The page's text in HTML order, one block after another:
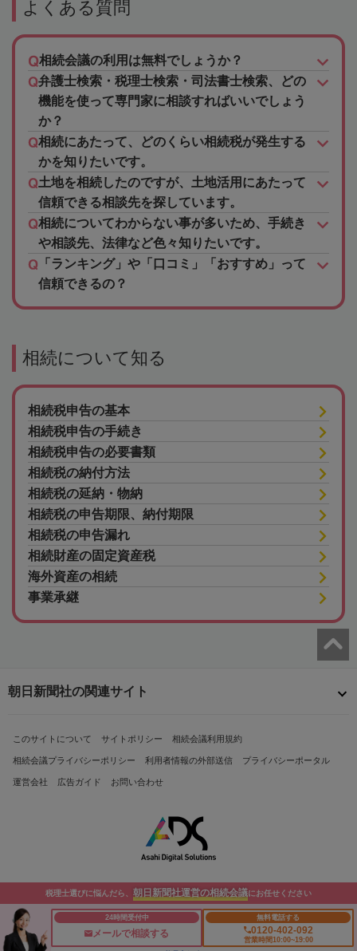
よくある質問
相続会議の利用は無料でしょうか？
弁護士検索・税理士検索・司法書士検索、どの
機能を使って専門家に相談すればいいでしょう
か？
相続にあたって、どのくらい相続税が発生する
かを知りたいです。
土地を相続したのですが、土地活用にあたって
信頼できる相談先を探しています。
相続についてわからない事が多いため、手続き
や相談先、法律など色々知りたいです。
「ランキング」や「口コミ」「おすすめ」って
信頼できるの？
相続について知る
相続税申告の基本
相続税申告の手続き
相続税申告の必要書類
相続税の納付方法
相続税の延納・物納
相続税の申告期限、納付期限
相続税の申告漏れ
相続財産の固定資産税
海外資産の相続
事業承継
税理士選びに悩んだら、 朝日新聞社運営の相続会議にお任せください
24時間受付中
メールで相談する
無料電話する
0120-402-092
営業時間10:00~19:00
朝日新聞社の関連サイト
このサイトについて サイトポリシー 相続会議利用規約
相続会議プライバシーポリシー 利用者情報の外部送信 プライバシーポータル
運営会社 広告ガイド お問い合わせ
Copyright© The Asahi Shimbun Company. All Rights Reserved.